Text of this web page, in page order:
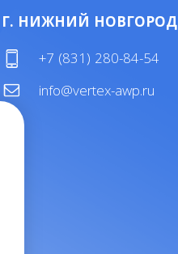
Г. НИЖНИЙ НОВГОРОД
+7 (831) 280-84-54
info@vertex-awp.ru